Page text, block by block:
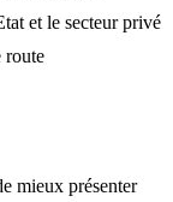
et le secteur privé
route
mieux présenter